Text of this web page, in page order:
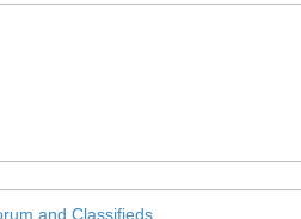
and Classifieds